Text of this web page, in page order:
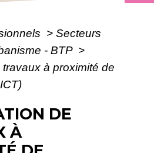
> Secteurs
- BTP >
à proximité de
DE
À